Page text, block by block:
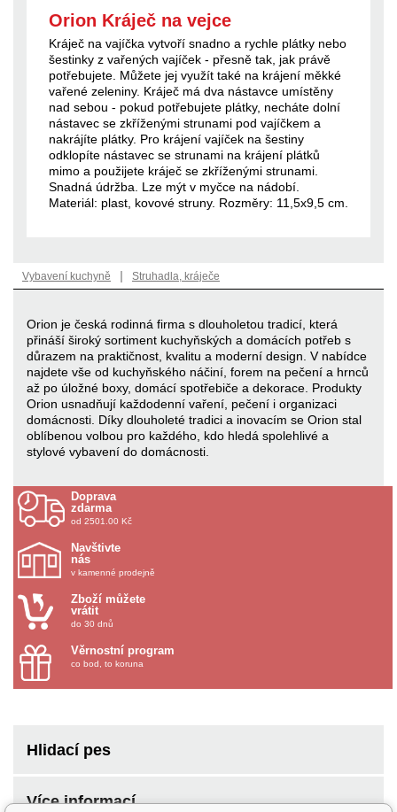
Orion Kráječ na vejce
Kráječ na vajíčka vytvoří snadno a rychle plátky nebo
šestinky z vařených vajíček - přesně tak, jak právě
potřebujete. Můžete jej využít také na krájení měkké
vařené zeleniny. Kráječ má dva nástavce umístěny
nad sebou - pokud potřebujete plátky, necháte dolní
nástavec se zkříženými strunami pod vajíčkem a
nakrájíte plátky. Pro krájení vajíček na šestiny
odklopíte nástavec se strunami na krájení plátků
mimo a použijete kráječ se zkříženými strunami.
Snadná údržba. Lze mýt v myčce na nádobí.
Materiál: plast, kovové struny. Rozměry: 11,5x9,5 cm.
Vybavení kuchyně | Struhadla, kráječe
Orion je česká rodinná firma s dlouholetou tradicí, která
přináší široký sortiment kuchyňských a domácích potřeb s
důrazem na praktičnost, kvalitu a moderní design. V nabídce
najdete vše od kuchyňského náčiní, forem na pečení a hrnců
až po úložné boxy, domácí spotřebiče a dekorace. Produkty
Orion usnadňují každodenní vaření, pečení i organizaci
domácnosti. Díky dlouholeté tradici a inovacím se Orion stal
oblíbenou volbou pro každého, kdo hledá spolehlivé a
stylové vybavení do domácnosti.
Doprava
zdarma
od 2501.00 Kč
Navštivte
nás
v kamenné prodejně
Zboží můžete
vrátit
do 30 dnů
Věrnostní program
co bod, to koruna
Hlidací pes
Více informací